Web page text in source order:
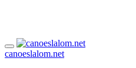
canoeslalom.net